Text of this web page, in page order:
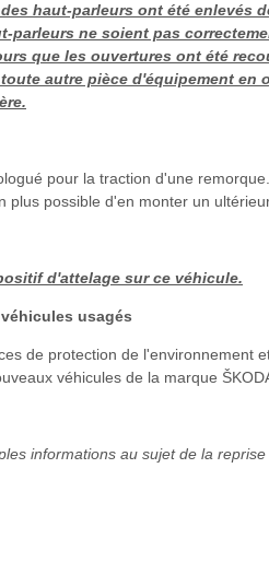
haut-parleurs ont été enlevés
parleurs ne soient pas
que les ouvertures ont été
autre pièce d'équipement en
pour la traction d'une
plus possible d'en monter un
d'attelage sur ce véhicule.
usagés
de protection de l'environnement
véhicules de la marque
informations au sujet de la